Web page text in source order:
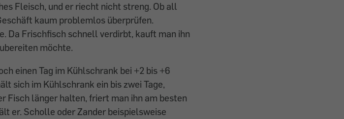
Fleisch, und er riecht nicht streng. Ob all
kaum problemlos überprüfen.
Da Frischfisch schnell verdirbt, kauft man ihn
möchte.
einen Tag im Kühlschrank bei +2 bis +6
sich im Kühlschrank ein bis zwei Tage,
Fisch länger halten, friert man ihn am besten
er. Scholle oder Zander beispielsweise